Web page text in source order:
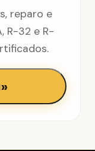
reparo e
R-32 e R-
»